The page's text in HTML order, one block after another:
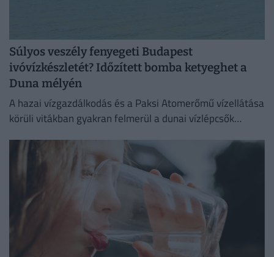
Súlyos veszély fenyegeti Budapest
ivóvízkészletét? Időzített bomba ketyeghet a
Duna mélyén
A hazai vízgazdálkodás és a Paksi Atomerőmű vízellátása
körüli vitákban gyakran felmerül a dunai vízlépcsők
évszázados,...